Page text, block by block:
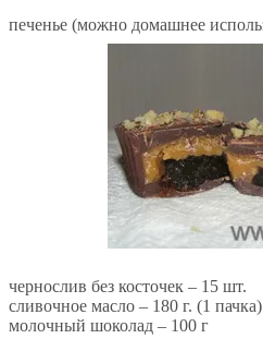
печенье (можно домашнее
чернослив без косточек – 15 шт.
сливочное масло – 180 г. (1 пачка)
молочный шоколад – 100 г